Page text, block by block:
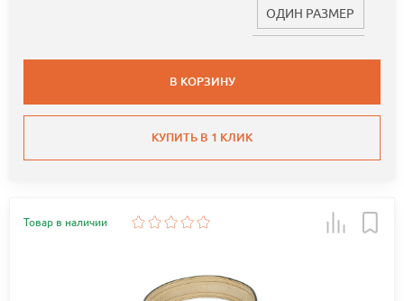
ОДИН РАЗМЕР
В КОРЗИНУ
КУПИТЬ В 1 КЛИК
Товар в наличии